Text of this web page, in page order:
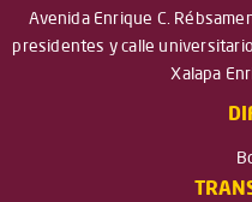
Avenida Enrique C.
presidentes y calle
Xalapa